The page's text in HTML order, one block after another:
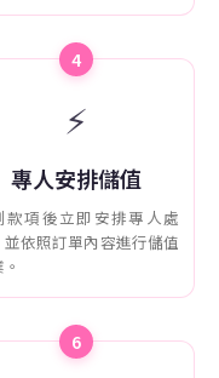
4
⚡
專人安排儲值
款項後立即安排專人處
並依照訂單內容進行儲值
6